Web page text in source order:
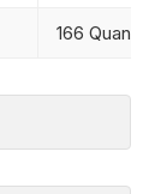
166 Quan